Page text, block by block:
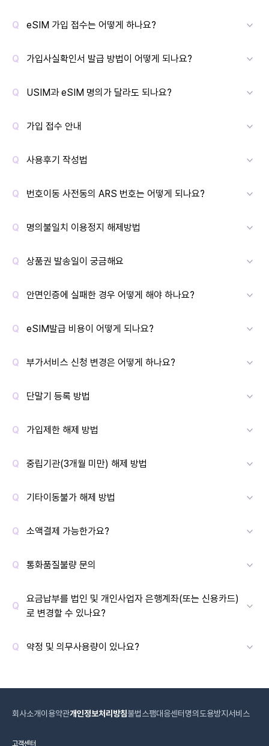
eSIM 가입 접수는 어떻게 하나요?
가입사실확인서 발급 방법이 어떻게 되나요?
USIM과 eSIM 명의가 달라도 되나요?
가입 접수 안내
사용후기 작성법
번호이동 사전동의 ARS 번호는 어떻게 되나요?
명의불일치 이용정지 해제방법
상품권 발송일이 궁금해요
안면인증에 실패한 경우 어떻게 해야 하나요?
eSIM발급 비용이 어떻게 되나요?
부가서비스 신청 변경은 어떻게 하나요?
단말기 등록 방법
가입제한 해제 방법
중립기관(3개월 미만) 해제 방법
기타이동불가 해제 방법
소액결제 가능한가요?
통화품질불량 문의
요금납부를 법인 및 개인사업자 은행계좌(또는 신용카드)
로 변경할 수 있나요?
약정 및 의무사용량이 있나요?
회사소개이용약관개인정보처리방침불법스팸대응센터 명의도용방지서비스
고객센터